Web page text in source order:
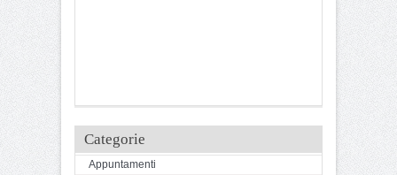
Categorie
Appuntamenti